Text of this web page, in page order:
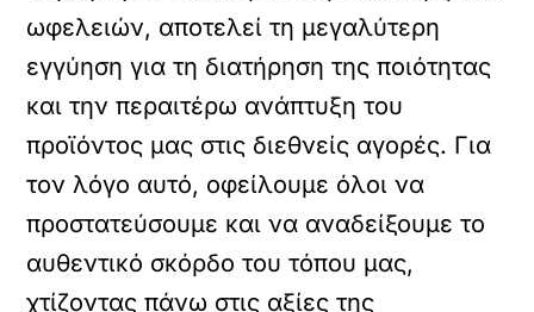
ωφελειών, αποτελεί τη μεγαλύτερη
εγγύηση για τη διατήρηση της ποιότητας
και την περαιτέρω ανάπτυξη του
προϊόντος μας στις διεθνείς αγορές. Για
τον λόγο αυτό, οφείλουμε όλοι να
προστατεύσουμε και να αναδείξουμε το
αυθεντικό σκόρδο του τόπου μας,
χτίζοντας πάνω στις αξίες της